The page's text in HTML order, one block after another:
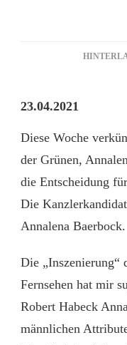
23.04.2021
Diese Woche
der Grünen,
die Entscheidung
Die
Annalena Baerbock.
Die „Inszenierung“
Fernsehen hat mir
Robert Habeck
männlichen